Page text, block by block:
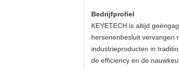
Bedrijfprofiel
KEYETECH is altijd
hersenenbesluit vervangen
industrieproducten in
de efficiency en de